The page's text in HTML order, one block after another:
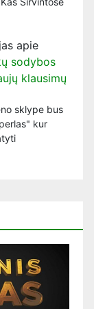
apie
sodybos
klausimų
sklype bus
kur